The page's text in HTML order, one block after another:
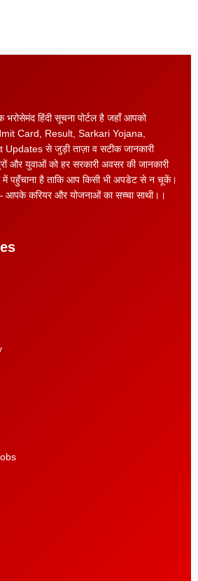
हिंदी सूचना पोर्टल है जहाँ आपको
Card, Result, Sarkari Yojana,
से जुड़ी ताज़ा व सटीक जानकारी
और युवाओं को हर सरकारी अवसर की जानकारी
पहुँचाना है ताकि आप किसी भी अपडेट से न चूकें।
करियर और योजनाओं का सच्चा साथी।।